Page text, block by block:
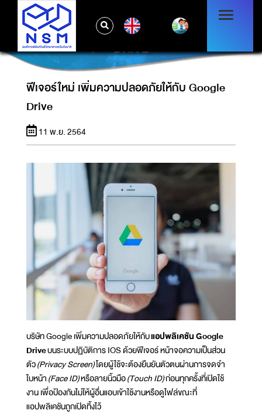
ฟีเจอร์ใหม่ เพิ่มความปลอดภัยให้กับ GOOGLE
DRIVE
ฟีเจอร์ใหม่ เพิ่มความปลอดภัยให้กับ Google
Drive
11 พ.ย. 2564
บริษัท Google เพิ่มความปลอดภัยให้กับแอปพลิเคชัน Google
Driveบนระบบปฏิบัติการ IOS ด้วยฟีเจอร์ หน้าจอความเป็นส่วน
ตัว(Privacy Screen)โดยผู้ใช้จะต้องยืนยันตัวตนผ่านการจดจำ
ใบหน้า(Face ID)หรือลายนิ้วมือ(Touch ID)ก่อนทุกครั้งที่เปิดใช้
งาน เพื่อป้องกันไม่ให้ผู้อื่นแอบเข้าใช้งานหรือดูไฟล์ขณะที่
แอปพลิเคชันถูกเปิดทิ้งไว้